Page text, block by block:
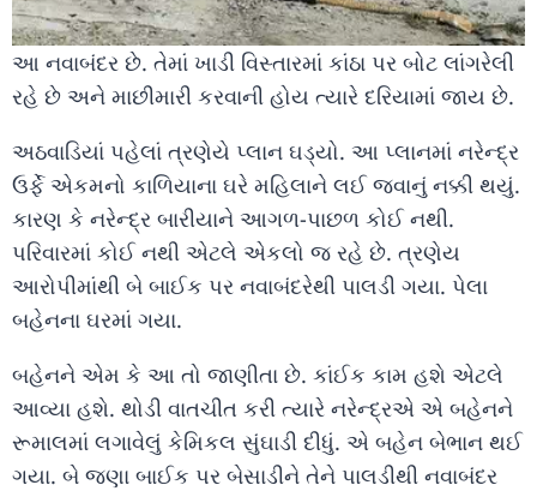
આ નવાબંદર છે. તેમાં ખાડી વિસ્તારમાં કાંઠા પર બોટ લાંગરેલી
રહે છે અને માછીમારી કરવાની હોય ત્યારે દરિયામાં જાય છે.
અઠવાડિયાં પહેલાં ત્રણેયે પ્લાન ઘડ્યો. આ પ્લાનમાં નરેન્દ્ર
ઉર્ફે એકમનો કાળિયાના ઘરે મહિલાને લઈ જવાનું નક્કી થયું.
કારણ કે નરેન્દ્ર બારીયાને આગળ-પાછળ કોઈ નથી.
પરિવારમાં કોઈ નથી એટલે એકલો જ રહે છે. ત્રણેય
આરોપીમાંથી બે બાઈક પર નવાબંદરેથી પાલડી ગયા. પેલા
બહેનના ઘરમાં ગયા.
બહેનને એમ કે આ તો જાણીતા છે. કાંઈક કામ હશે એટલે
આવ્યા હશે. થોડી વાતચીત કરી ત્યારે નરેન્દ્રએ એ બહેનને
રૂમાલમાં લગાવેલું કેમિકલ સુંઘાડી દીધું. એ બહેન બેભાન થઈ
ગયા. બે જણા બાઈક પર બેસાડીને તેને પાલડીથી નવાબંદર